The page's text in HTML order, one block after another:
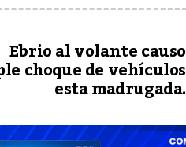
Ebrio al volante causo
choque de vehículos
esta madrugada.